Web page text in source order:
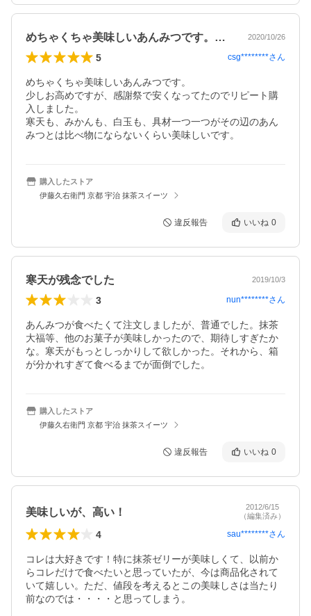
めちゃくちゃ美味しいあんみつです。少し… 2020/10/26
5 csg********さん
めちゃくちゃ美味しいあんみつです。
少しお高めですが、感謝祭で安くなってたのでリピート購
入しました。
寒天も、みかんも、白玉も、具材一つ一つがその辺のあん
みつとは比べ物にならないくらい美味しいです。
購入したストア
伊藤久右衛門 京都 宇治 抹茶スイーツ
違反報告 いいね 0
寒天が残念でした 2019/10/3
3 nun********さん
あんみつが食べたくて注文しましたが、普通でした。抹茶
大福等、他のお菓子が美味しかったので、期待しすぎたか
な。寒天がもっとしっかりして欲しかった。それから、箱
が分かれすぎて食べるまでが面倒でした。
購入したストア
伊藤久右衛門 京都 宇治 抹茶スイーツ
違反報告 いいね 0
美味しいが、高い！
2012/6/15
（編集済み）
4 sau********さん
コレは大好きです！特に抹茶ゼリーが美味しくて、以前か
らコレだけで食べたいと思っていたが、今は商品化されて
いて嬉しい。ただ、値段を考えるとこの美味しさは当たり
前なのでは・・・・と思ってしまう。